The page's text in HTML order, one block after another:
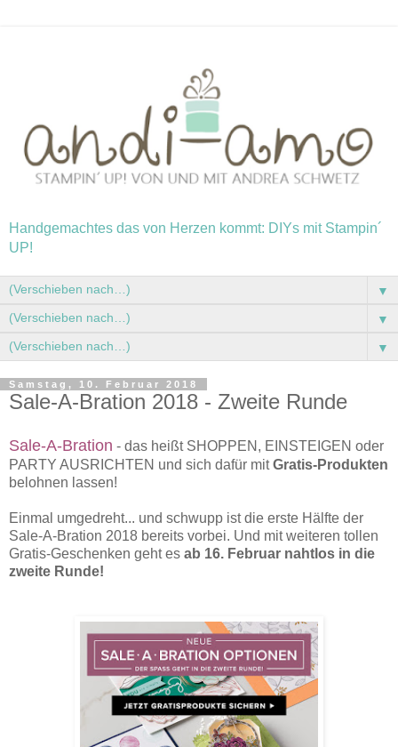
Handgemachtes das von Herzen kommt: DIYs mit Stampin´
UP!
▼
▼
▼
Samstag, 10. Februar 2018
Sale-A-Bration 2018 - Zweite Runde
Sale-A-Bration - das heißt SHOPPEN, EINSTEIGEN oder
PARTY AUSRICHTEN und sich dafür mitGratis-Produkten
belohnen lassen!
Einmal umgedreht... und schwupp ist die erste Hälfte der
Sale-A-Bration 2018 bereits vorbei. Und mit weiteren tollen
Gratis-Geschenken geht es ab 16. Februar nahtlos in die
zweite Runde!